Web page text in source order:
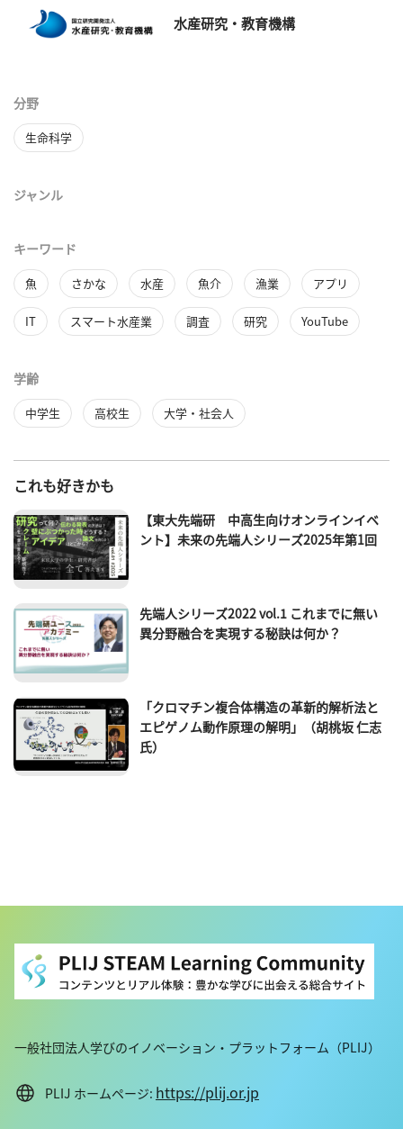
水産研究・教育機構
分野
生命科学
ジャンル
キーワード
魚 さかな 水産 魚介 漁業 アプリ
IT スマート水産業 調査 研究 YouTube
学齢
中学生 高校生 大学・社会人
これも好きかも
【東大先端研 中高生向けオンラインイベ
ント】未来の先端人シリーズ2025年第1回
先端人シリーズ2022 vol.1 これまでに無い
異分野融合を実現する秘訣は何か？
「クロマチン複合体構造の革新的解析法と
エピゲノム動作原理の解明」（胡桃坂 仁志
氏）
一般社団法人学びのイノベーション・プラットフォーム（PLIJ）
PLIJ ホームページ: https://plij.or.jp